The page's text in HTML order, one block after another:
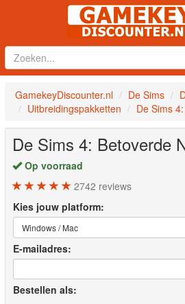
GamekeyDiscounter.nl De Sims
Uitbreidingspakketten
De Sims
De Sims 4: Betoverde
Op voorraad
2742 reviews
Kies jouw platform:
Windows / Mac
E-mailadres:
Bestellen als: